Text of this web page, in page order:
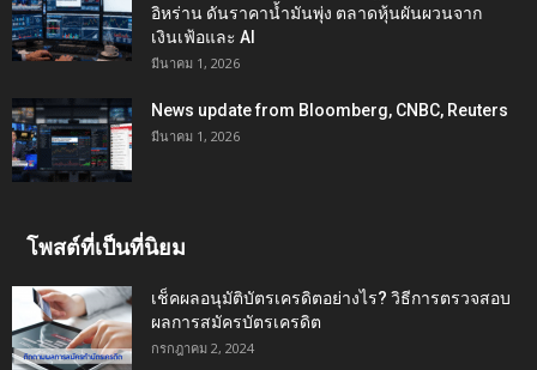
อิหร่าน ดันราคาน้ำมันพุ่ง ตลาดหุ้นผันผวนจาก
เงินเฟ้อและ AI
มีนาคม 1, 2026
News update from Bloomberg, CNBC, Reuters
มีนาคม 1, 2026
โพสต์ที่เป็นที่นิยม
เช็คผลอนุมัติบัตรเครดิตอย่างไร? วิธีการตรวจสอบ
ผลการสมัครบัตรเครดิต
กรกฎาคม 2, 2024